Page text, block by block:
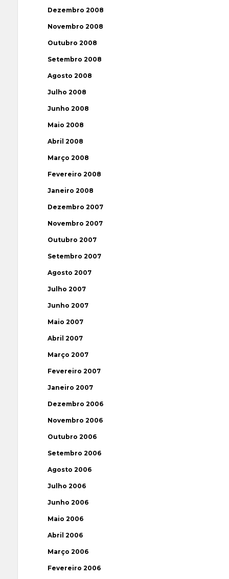
Dezembro 2008
Novembro 2008
Outubro 2008
Setembro 2008
Agosto 2008
Julho 2008
Junho 2008
Maio 2008
Abril 2008
Março 2008
Fevereiro 2008
Janeiro 2008
Dezembro 2007
Novembro 2007
Outubro 2007
Setembro 2007
Agosto 2007
Julho 2007
Junho 2007
Maio 2007
Abril 2007
Março 2007
Fevereiro 2007
Janeiro 2007
Dezembro 2006
Novembro 2006
Outubro 2006
Setembro 2006
Agosto 2006
Julho 2006
Junho 2006
Maio 2006
Abril 2006
Março 2006
Fevereiro 2006